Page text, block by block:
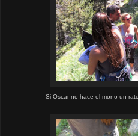
Si Oscar no hace el mono un